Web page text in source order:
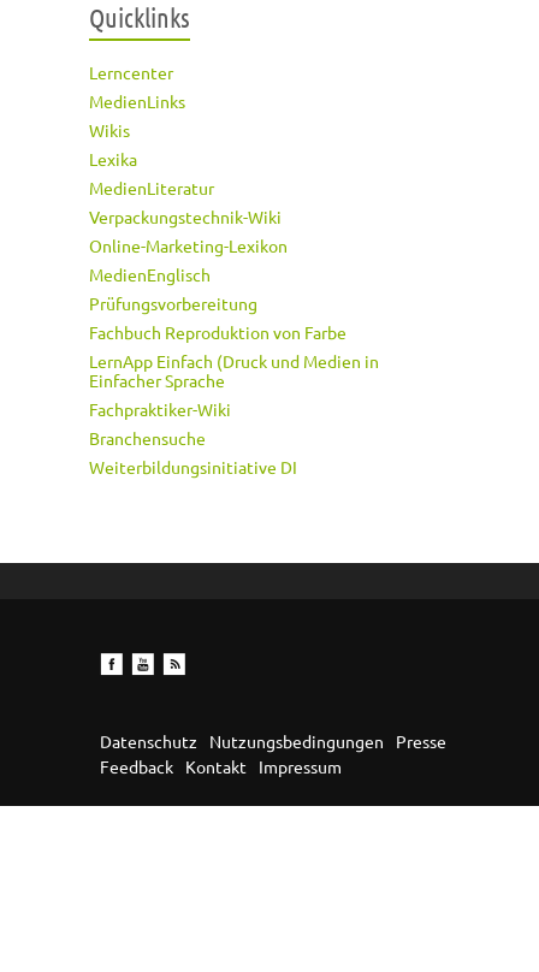
Quicklinks
Lerncenter
MedienLinks
Wikis
Lexika
MedienLiteratur
Verpackungstechnik-Wiki
Online-Marketing-Lexikon
MedienEnglisch
Prüfungsvorbereitung
Fachbuch Reproduktion von Farbe
LernApp Einfach (Druck und Medien in
Einfacher Sprache
Fachpraktiker-Wiki
Branchensuche
Weiterbildungsinitiative DI
Datenschutz Nutzungsbedingungen
Presse
Feedback
Kontakt Impressum